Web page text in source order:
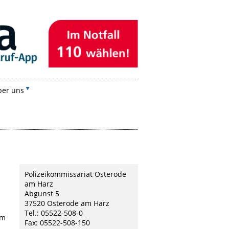
uns
Polizeikommissariat Osterode
am Harz
Abgunst 5
37520 Osterode am Harz
Tel.: 05522-508-0
Fax: 05522-508-150